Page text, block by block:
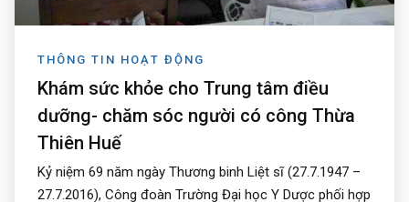
THÔNG TIN HOẠT ĐỘNG
Khám sức khỏe cho Trung tâm điều
dưỡng- chăm sóc người có công Thừa
Thiên Huế
Kỷ niệm 69 năm ngày Thương binh Liệt sĩ (27.7.1947 –
27.7.2016), Công đoàn Trường Đại học Y Dược phối hợp